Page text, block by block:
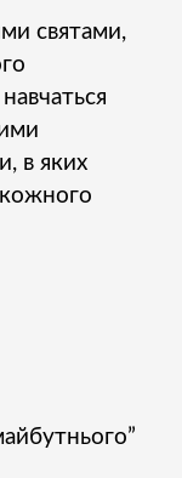
святами,
в яких